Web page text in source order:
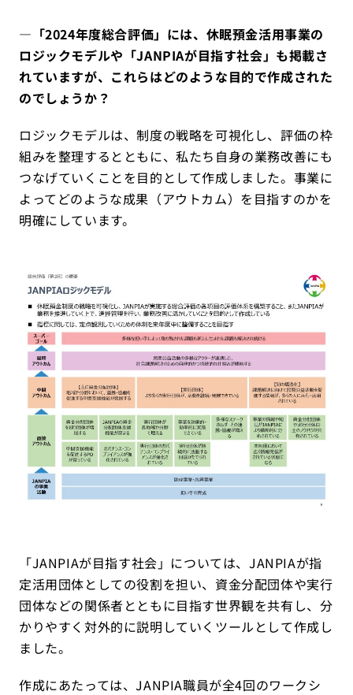
―「2024年度総合評価」には、休眠預金活用事業の
ロジックモデルや「JANPIAが目指す社会」も掲載さ
れていますが、これらはどのような目的で作成された
のでしょうか？
ロジックモデルは、制度の戦略を可視化し、評価の枠
組みを整理するとともに、私たち自身の業務改善にも
つなげていくことを目的として作成しました。事業に
よってどのような成果（アウトカム）を目指すのかを
明確にしています。
「JANPIAが目指す社会」については、JANPIAが指
定活用団体としての役割を担い、資金分配団体や実行
団体などの関係者とともに目指す世界観を共有し、分
かりやすく対外的に説明していくツールとして作成し
ました。
作成にあたっては、JANPIA職員が全4回のワークシ